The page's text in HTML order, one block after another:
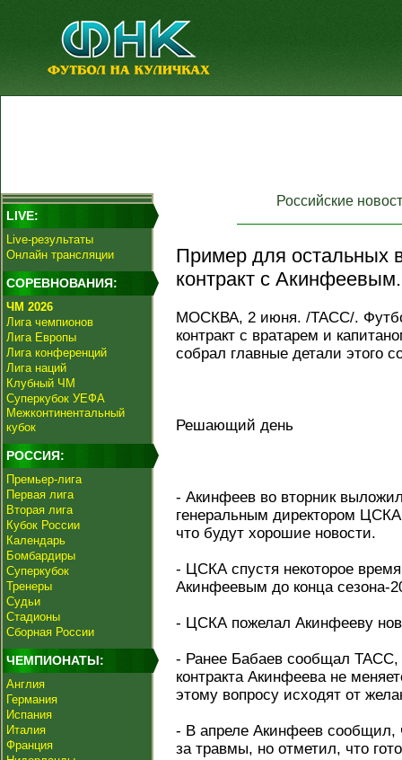
LIVE:
Live-результаты
Онлайн трансляции
СОРЕВНОВАНИЯ:
ЧМ 2026
Лига чемпионов
Лига Европы
Лига конференций
Лига наций
Клубный ЧМ
Суперкубок УЕФА
Межконтинентальный
кубок
РОССИЯ:
Премьер-лига
Первая лига
Вторая лига
Кубок России
Календарь
Бомбардиры
Суперкубок
Тренеры
Судьи
Стадионы
Сборная России
ЧЕМПИОНАТЫ:
Англия
Германия
Испания
Италия
Франция
Российские
Пример для остальных
контракт с Акинфеевым.
МОСКВА, 2 июня. /ТАСС/.
контракт с вратарем и
собрал главные детали этого
Решающий день
- Акинфеев во вторник
генеральным директором
что будут хорошие новости.
- ЦСКА спустя некоторое
Акинфеевым до конца сезона-
- ЦСКА пожелал Акинфееву
- Ранее Бабаев сообщал ТАСС,
контракта Акинфеева не
этому вопросу исходят от
- В апреле Акинфеев сообщил,
за травмы, но отметил, что